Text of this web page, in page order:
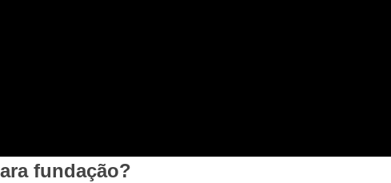
fundação?